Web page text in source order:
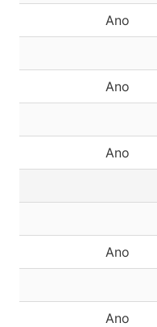
Ano
Ano
Ano
Ano
Ano